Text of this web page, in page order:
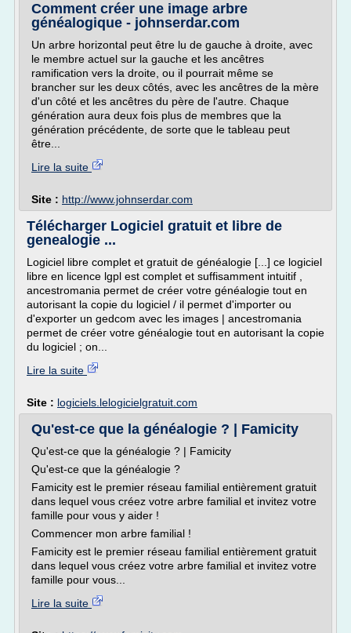
Comment créer une image arbre
généalogique - johnserdar.com
Un arbre horizontal peut être lu de gauche à droite, avec
le membre actuel sur la gauche et les ancêtres
ramification vers la droite, ou il pourrait même se
brancher sur les deux côtés, avec les ancêtres de la mère
d'un côté et les ancêtres du père de l'autre. Chaque
génération aura deux fois plus de membres que la
génération précédente, de sorte que le tableau peut
être...
Lire la suite
Site : http://www.johnserdar.com
Télécharger Logiciel gratuit et libre de
genealogie ...
Logiciel libre complet et gratuit de généalogie [...] ce logiciel
libre en licence lgpl est complet et suffisamment intuitif ,
ancestromania permet de créer votre généalogie tout en
autorisant la copie du logiciel / il permet d'importer ou
d'exporter un gedcom avec les images | ancestromania
permet de créer votre généalogie tout en autorisant la copie
du logiciel ; on...
Lire la suite
Site : logiciels.lelogicielgratuit.com
Qu'est-ce que la généalogie ? | Famicity
Qu'est-ce que la généalogie ? | Famicity
Qu'est-ce que la généalogie ?
Famicity est le premier réseau familial entièrement gratuit
dans lequel vous créez votre arbre familial et invitez votre
famille pour vous y aider !
Commencer mon arbre familial !
Famicity est le premier réseau familial entièrement gratuit
dans lequel vous créez votre arbre familial et invitez votre
famille pour vous...
Lire la suite